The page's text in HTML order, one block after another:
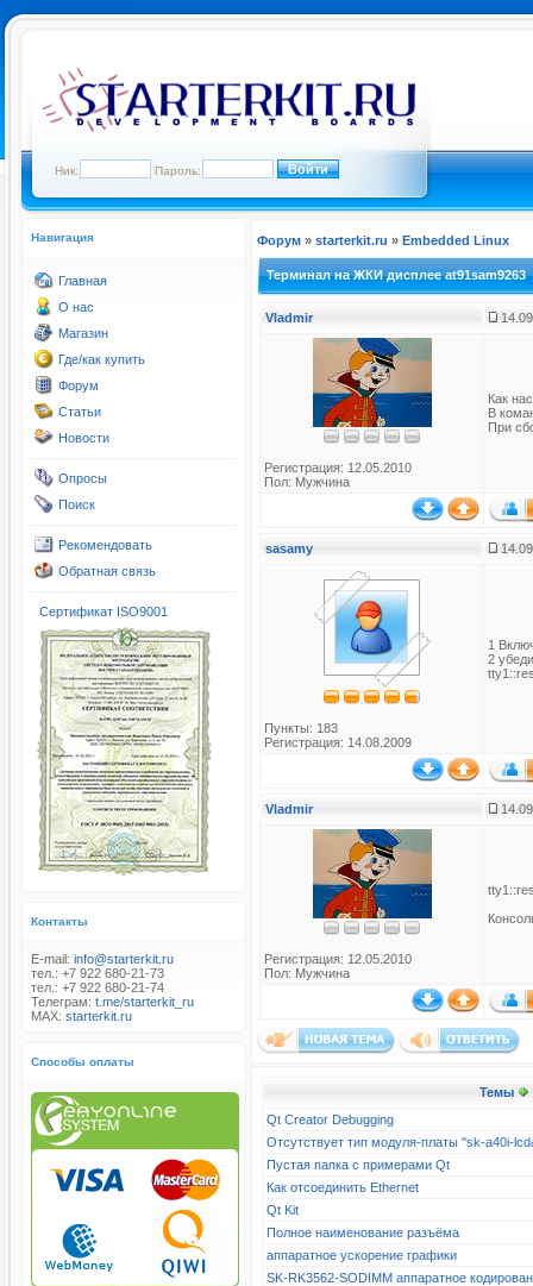
Ник: Пароль:
Навигация
Главная
О нас
Магазин
Где/как купить
Форум
Статьи
Новости
Опросы
Поиск
Рекомендовать
Обратная связь
Сертификат ISO9001
Контакты
E-mail: info@starterkit.ru
тел.: +7 922 680-21-73
тел.: +7 922 680-21-74
Телеграм: t.me/starterkit_ru
MAX: starterkit.ru
Способы оплаты
Форум » starterkit.ru » Embedded Linux
Терминал на ЖКИ дисплее at91sam9263
Vladmir
Регистрация: 12.05.2010
Пол: Мужчина
Как
В
При
sasamy
Пункты: 183
Регистрация: 14.08.2009
1
2
Vladmir
Регистрация: 12.05.2010
Пол: Мужчина
Темы
Qt Creator Debugging
Отсутствует тип модуля-платы "sk-a40i-
Пустая папка с примерами Qt
Как отсоединить Ethernet
Qt Kit
Полное наименование разъёма
аппаратное ускорение графики
SK-RK3562-SODIMM аппаратное